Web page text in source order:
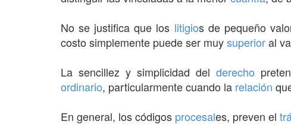
No se justifica que los litigios de pequeño
costo simplemente puede ser muysuperioral
La sencillez y simplicidad del derecho
ordinario, particularmente cuando la relación
En general, los códigos procesales, preven el